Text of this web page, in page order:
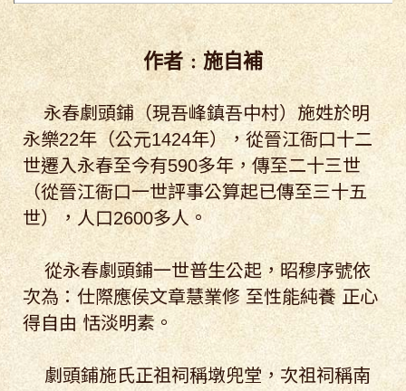
作者﹕施自補
永春劇頭鋪（現吾峰鎮吾中村）施姓於明
永樂22年（公元1424年），從晉江衙口十二
世遷入永春至今有590多年，傳至二十三世
（從晉江衙口一世評事公算起已傳至三十五
世），人口2600多人。
從永春劇頭鋪一世普生公起，昭穆序號依
次為：仕際應侯文章慧業修 至性能純養 正心
得自由 恬淡明素。
劇頭鋪施氏正祖祠稱墩兜堂，次祖祠稱南